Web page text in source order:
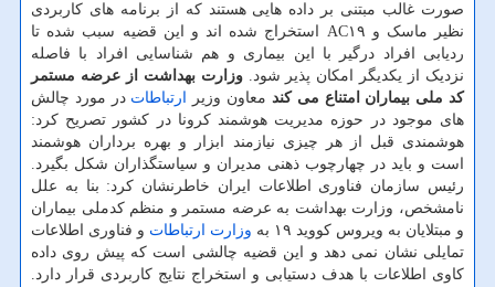
صورت غالب مبتنی بر داده هایی هستند که از برنامه های کاربردی
نظیر ماسک و AC۱۹ استخراج شده اند و این قضیه سبب شده تا
ردیابی افراد درگیر با این بیماری و هم شناسایی افراد با فاصله
نزدیک از یکدیگر امکان پذیر شود.وزارت بهداشت از عرضه مستمر
کد ملی بیماران امتناع می کند معاون وزیر ارتباطات در مورد چالش
های موجود در حوزه مدیریت هوشمند کرونا در کشور تصریح کرد:
هوشمندی قبل از هر چیزی نیازمند ابزار و بهره برداران هوشمند
است و باید در چهارچوب ذهنی مدیران و سیاستگذاران شکل بگیرد.
رئیس سازمان فناوری اطلاعات ایران خاطرنشان کرد: بنا به علل
نامشخص، وزارت بهداشت به عرضه مستمر و منظم کدملی بیماران
و مبتلایان به ویروس کووید ۱۹ به
وزارت ارتباطات و فناوری اطلاعات
تمایلی نشان نمی دهد و این قضیه چالشی است که پیش روی داده
کاوی اطلاعات با هدف دستیابی و استخراج نتایج کاربردی قرار دارد.